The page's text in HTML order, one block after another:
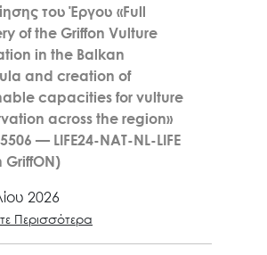
του Έργου «Full
of the Griffon Vulture
in the Balkan
and creation of
capacities for vulture
across the region»
— LIFE24-NAT-NL-LIFE
GriffON)
2026
Περισσότερα